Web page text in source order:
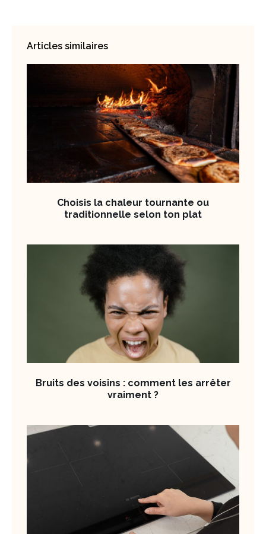
Articles similaires
Choisis la chaleur tournante ou
traditionnelle selon ton plat
Bruits des voisins : comment les arrêter
vraiment ?